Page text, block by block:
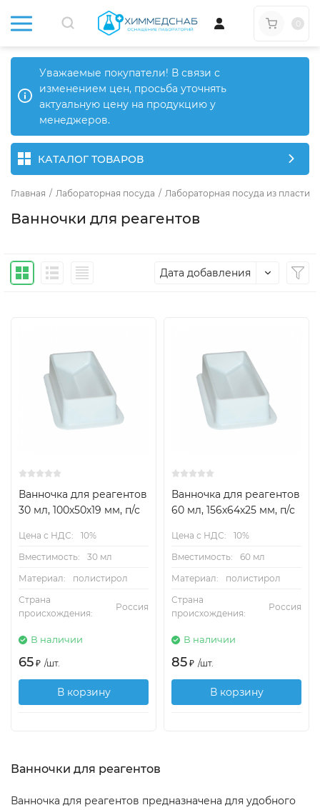
Уважаемые покупатели! В связи с
изменением цен, просьба уточнять
актуальную цену на продукцию у
менеджеров.
КАТАЛОГ ТОВАРОВ
Главная / Лабораторная посуда / Лабораторная посуда из пластика
Ванночки для реагентов
Дата добавления
Ванночка для реагентов
30 мл, 100х50х19 мм, п/с
Цена с НДС:
10%
Вместимость:
30 мл
Материал:
полистирол
Страна
происхождения:
Россия
В наличии
65 ₽ /шт.
В корзину
Ванночка для реагентов
60 мл, 156х64х25 мм, п/с
Цена с НДС:
10%
Вместимость:
60 мл
Материал:
полистирол
Страна
происхождения:
Россия
В наличии
85 ₽ /шт.
В корзину
Ванночки для реагентов
Ванночка для реагентов предназначена для удобного